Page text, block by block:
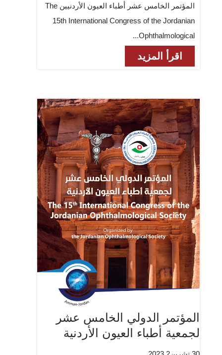
المؤتمر الخامس عشر أطباء العيون الأردنيين The
15th International Congress of the Jordanian
Ophthalmological...
اقرأ المزيد
المؤتمر الدولي الخامس عشر
لجمعية أطباء العيون الأردنية